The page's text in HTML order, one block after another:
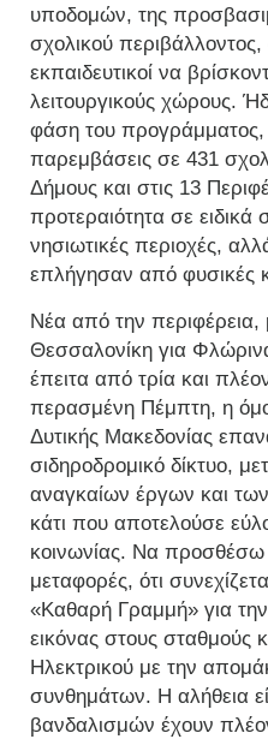
υποδομών, της
σχολικού
εκπαιδευτικοί να
λειτουργικούς χώρους.
φάση του
παρεμβάσεις σε 431
Δήμους και στις 13
προτεραιότητα σε ειδικά
νησιωτικές περιοχές,
επλήγησαν από φυσικές
Νέα από την
Θεσσαλονίκη για
έπειτα από τρία και
περασμένη Πέμπτη, η
Δυτικής Μακεδονίας
σιδηροδρομικό δίκτυο,
αναγκαίων έργων και
κάτι που αποτελούσε
κοινωνίας. Να προσθέσω
μεταφορές, ότι
«Καθαρή Γραμμή» για
εικόνας στους σταθμούς
Ηλεκτρικού με την
συνθημάτων. Η αλήθεια
βανδαλισμών έχουν